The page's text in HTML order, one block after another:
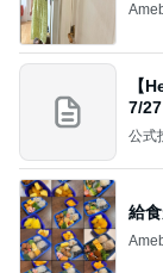
【
7/27
公式
給